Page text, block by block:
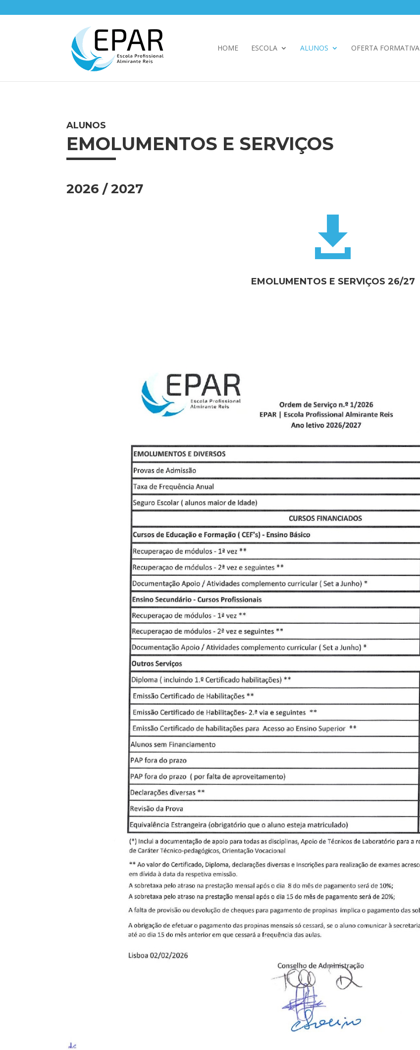
HOME ESCOLA ALUNOS OFERTA FORMATIVA
ALUNOS
EMOLUMENTOS E SERVIÇOS
2026 / 2027

EMOLUMENTOS E SERVIÇOS 26/27